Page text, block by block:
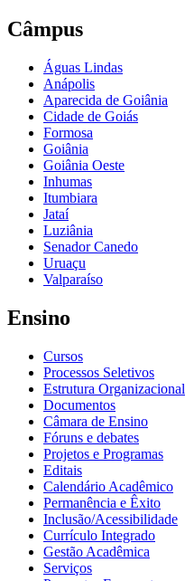
Câmpus
Águas Lindas
Anápolis
Aparecida de Goiânia
Cidade de Goiás
Formosa
Goiânia
Goiânia Oeste
Inhumas
Itumbiara
Jataí
Luziânia
Senador Canedo
Uruaçu
Valparaíso
Ensino
Cursos
Processos Seletivos
Estrutura Organizacional
Documentos
Câmara de Ensino
Fóruns e debates
Projetos e Programas
Editais
Calendário Acadêmico
Permanência e Êxito
Inclusão/Acessibilidade
Currículo Integrado
Gestão Acadêmica
Serviços